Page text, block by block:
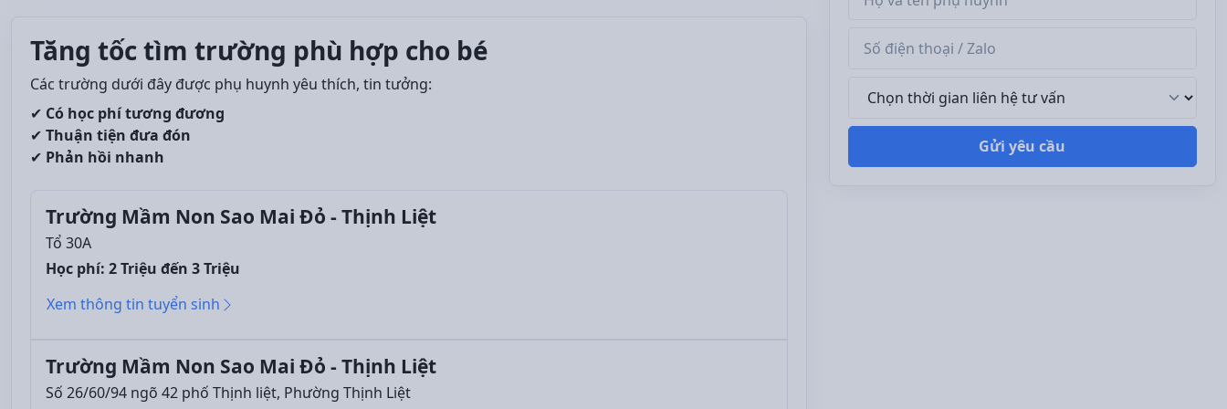
Tăng tốc tìm trường phù hợp cho bé
Các trường dưới đây được phụ huynh yêu thích, tin tưởng:
✔ Có học phí tương đương
✔ Thuận tiện đưa đón
✔ Phản hồi nhanh
Trường Mầm Non Sao Mai Đỏ - Thịnh Liệt
Tổ 30A
Học phí: 2 Triệu đến 3 Triệu
Xem thông tin tuyển sinh
Trường Mầm Non Sao Mai Đỏ - Thịnh Liệt
Số 26/60/94 ngõ 42 phố Thịnh liệt, Phường Thịnh Liệt
Gửi yêu cầu